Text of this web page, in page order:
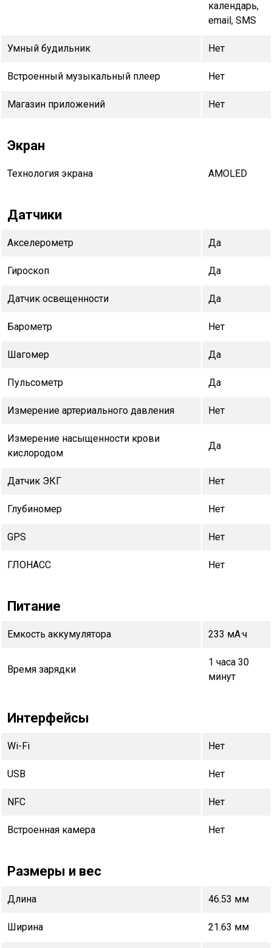
календарь,
email, SMS
Умный будильник Нет
Встроенный музыкальный плеер Нет
Магазин приложений Нет
Экран
Технология экрана AMOLED
Датчики
Акселерометр Да
Гироскоп Да
Датчик освещенности Да
Барометр Нет
Шагомер Да
Пульсометр Да
Измерение артериального давления Нет
Измерение насыщенности крови
кислородом
Да
Датчик ЭКГ Нет
Глубиномер Нет
GPS Нет
ГЛОНАСС Нет
Питание
Емкость аккумулятора 233 мА·ч
Время зарядки
1 часа 30
минут
Интерфейсы
Wi-Fi Нет
USB Нет
NFC Нет
Встроенная камера Нет
Размеры и вес
Длина 46.53 мм
Ширина 21.63 мм